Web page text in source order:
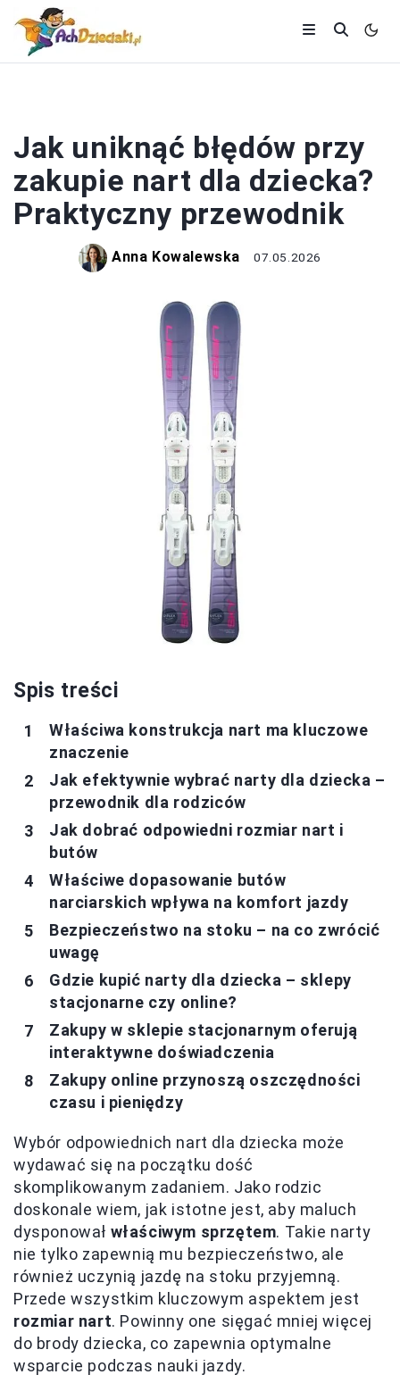
Jak uniknąć błędów przy
zakupie nart dla dziecka?
Praktyczny przewodnik
Anna Kowalewska 07.05.2026
Spis treści
Właściwa konstrukcja nart ma kluczowe
znaczenie
Jak efektywnie wybrać narty dla dziecka –
przewodnik dla rodziców
Jak dobrać odpowiedni rozmiar nart i
butów
Właściwe dopasowanie butów
narciarskich wpływa na komfort jazdy
Bezpieczeństwo na stoku – na co zwrócić
uwagę
Gdzie kupić narty dla dziecka – sklepy
stacjonarne czy online?
Zakupy w sklepie stacjonarnym oferują
interaktywne doświadczenia
Zakupy online przynoszą oszczędności
czasu i pieniędzy
Wybór odpowiednich nart dla dziecka może
wydawać się na początku dość
skomplikowanym zadaniem. Jako rodzic
doskonale wiem, jak istotne jest, aby maluch
dysponował właściwym sprzętem. Takie narty
nie tylko zapewnią mu bezpieczeństwo, ale
również uczynią jazdę na stoku przyjemną.
Przede wszystkim kluczowym aspektem jest
rozmiar nart. Powinny one sięgać mniej więcej
do brody dziecka, co zapewnia optymalne
wsparcie podczas nauki jazdy.